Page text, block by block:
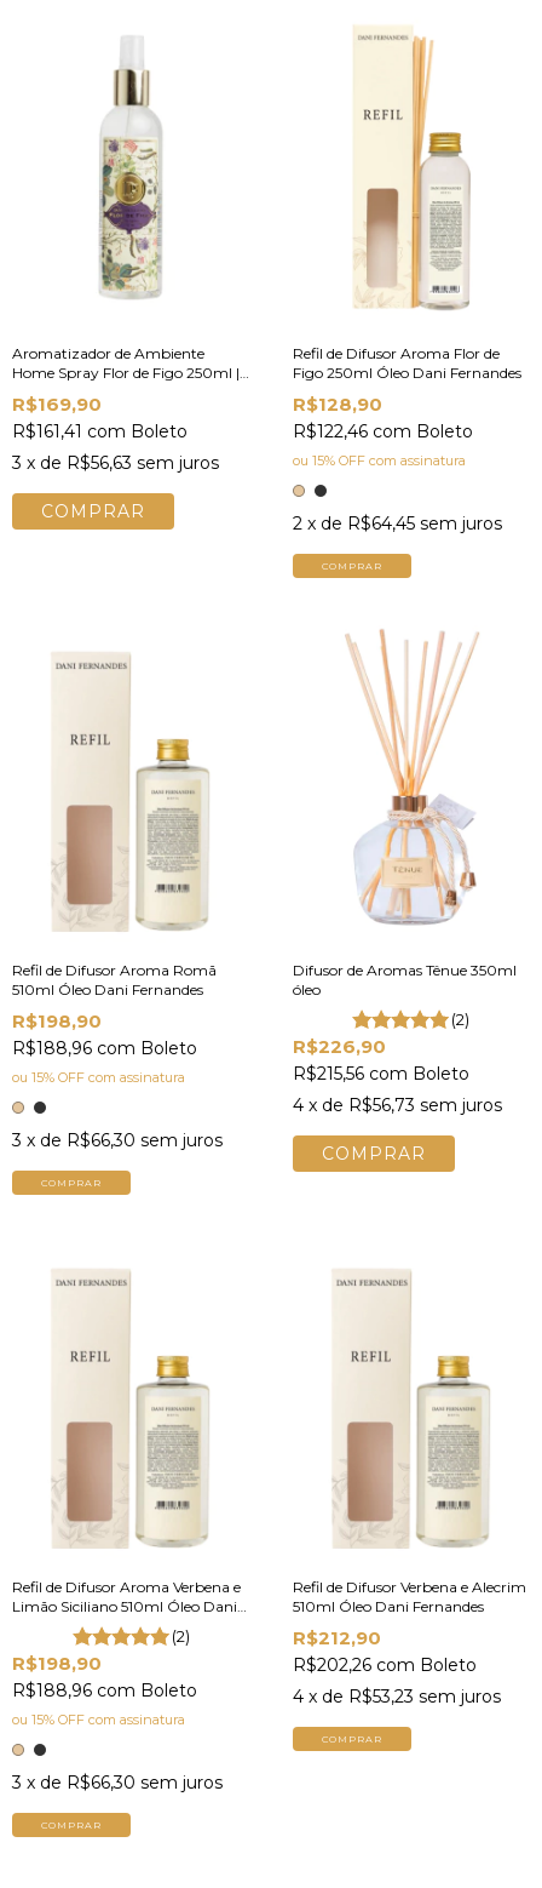
Aromatizador de Ambiente
Home Spray Flor de Figo 250ml |
R$169,90
R$161,41 com Boleto
3 x de R$56,63 sem juros
Refil de Difusor Aroma Flor de
Figo 250ml Óleo Dani Fernandes
R$128,90
R$122,46 com Boleto
ou 15% OFF com assinatura
2 x de R$64,45 sem juros
COMPRAR
Refil de Difusor Aroma Romã
510ml Óleo Dani Fernandes
R$198,90
R$188,96 com Boleto
ou 15% OFF com assinatura
3 x de R$66,30 sem juros
COMPRAR
Difusor de Aromas Tênue 350ml
óleo
(2)
R$226,90
R$215,56 com Boleto
4 x de R$56,73 sem juros
Refil de Difusor Aroma Verbena e
Limão Siciliano 510ml Óleo Dani
Fernandes
(2)
R$198,90
R$188,96 com Boleto
ou 15% OFF com assinatura
3 x de R$66,30 sem juros
COMPRAR
Refil de Difusor Verbena e Alecrim
510ml Óleo Dani Fernandes
R$212,90
R$202,26 com Boleto
4 x de R$53,23 sem juros
COMPRAR